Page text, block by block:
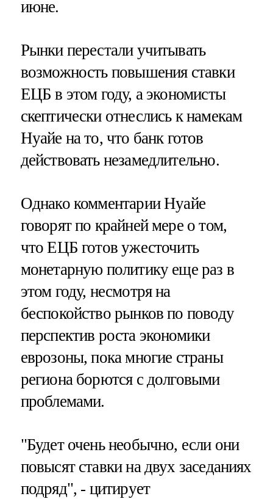
июне.
Рынки перестали учитывать
возможность повышения ставки
ЕЦБ в этом году, а экономисты
скептически отнеслись к намекам
Нуайе на то, что банк готов
действовать незамедлительно.
Однако комментарии Нуайе
говорят по крайней мере о том,
что ЕЦБ готов ужесточить
монетарную политику еще раз в
этом году, несмотря на
беспокойство рынков по поводу
перспектив роста экономики
еврозоны, пока многие страны
региона борются с долговыми
проблемами.
"Будет очень необычно, если они
повысят ставки на двух заседаниях
подряд", - цитирует